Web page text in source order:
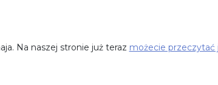
Na naszej stronie już teraz możecie